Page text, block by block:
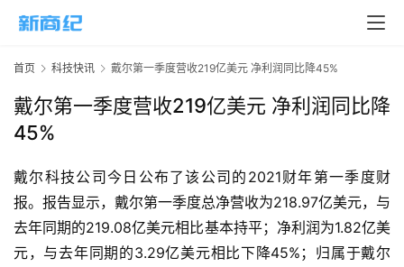
商
业
5
人
工
智
首页 科技快讯 戴尔第一季度营收219亿美元 净利润同比降45%
戴尔第一季度营收219亿美元 净利润同比降
45%
戴尔科技公司今日公布了该公司的2021财年第一季度财
报。报告显示，戴尔第一季度总净营收为218.97亿美元，与
去年同期的219.08亿美元相比基本持平；净利润为1.82亿美
元，与去年同期的3.29亿美元相比下降45%；归属于戴尔